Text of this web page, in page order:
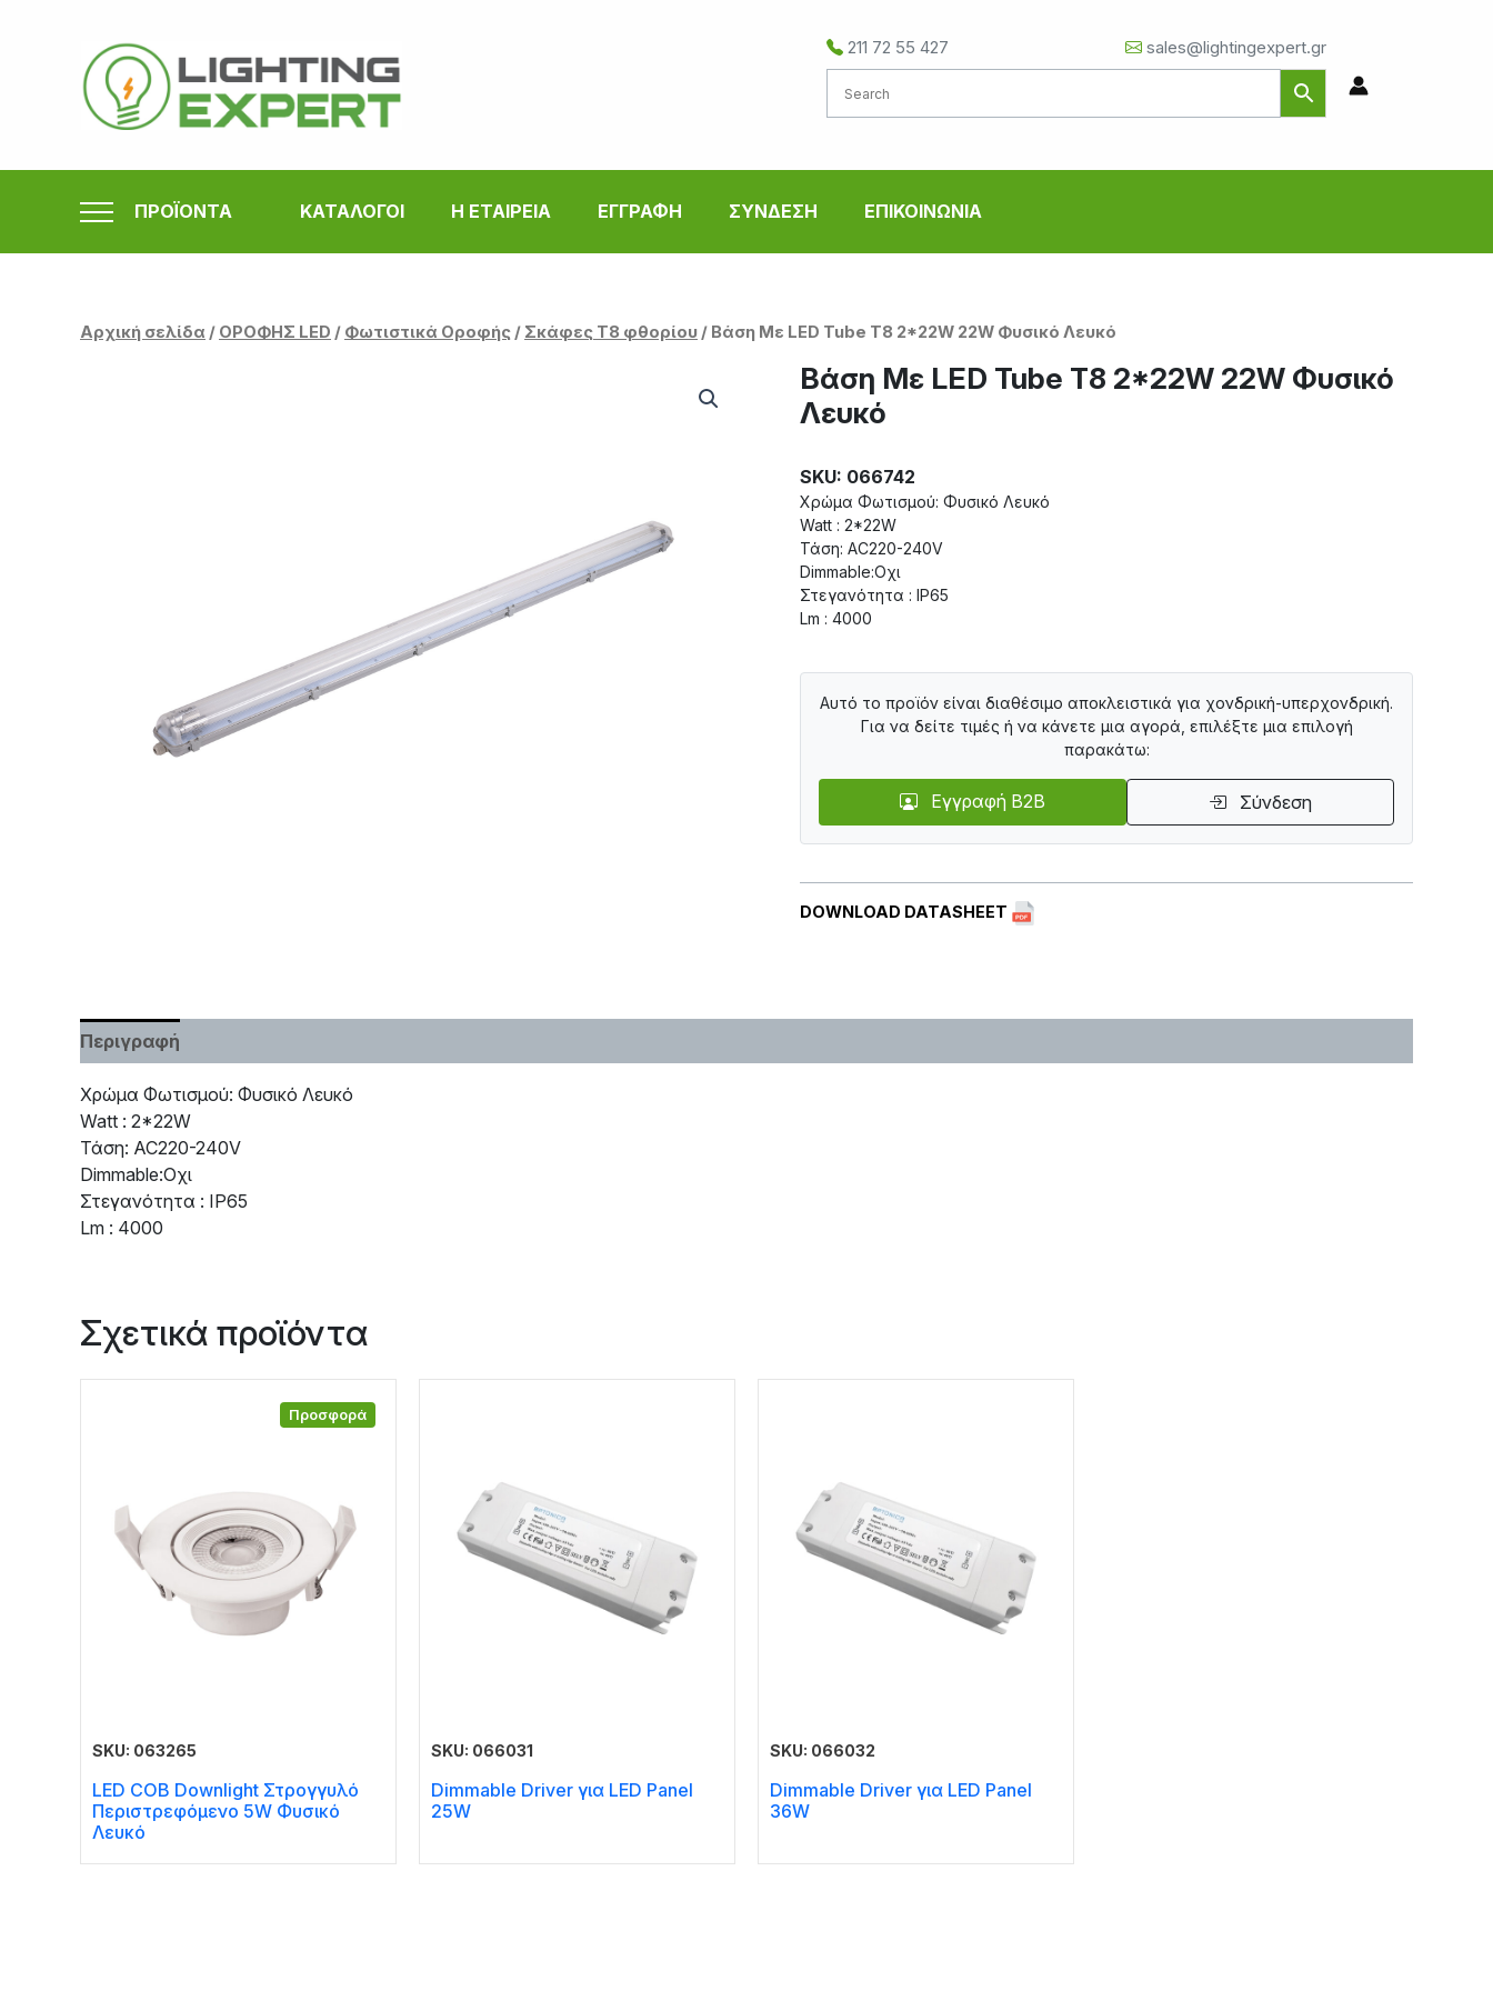
περιεχόμενο
211 72 55 427 sales@lightingexpert.gr
ΠΡΟΪΟΝΤΑ ΚΑΤΑΛΟΓΟΙ Η ΕΤΑΙΡΕΙΑ ΕΓΓΡΑΦΗ ΣΥΝΔΕΣΗ ΕΠΙΚΟΙΝΩΝΙΑ
Αρχική σελίδα / ΟΡΟΦΗΣ LED / Φωτιστικά Οροφής / Σκάφες Τ8 φθορίου / Βάση Με LED Tube T8 2*22W 22W Φυσικό Λευκό
Βάση Με LED Tube T8 2*22W 22W Φυσικό
Λευκό
SKU: 066742
Χρώμα Φωτισμού: Φυσικό Λευκό
Watt : 2*22W
Τάση: AC220-240V
Dimmable:Οχι
Στεγανότητα : IP65
Lm : 4000
DOWNLOAD DATASHEET
Αυτό το προϊόν είναι διαθέσιμο αποκλειστικά για χονδρική-υπερχονδρική.
Για να δείτε τιμές ή να κάνετε μια αγορά, επιλέξτε μια επιλογή
παρακάτω:
Εγγραφή B2B Σύνδεση
Περιγραφή
Χρώμα Φωτισμού: Φυσικό Λευκό
Watt : 2*22W
Τάση: AC220-240V
Dimmable:Οχι
Στεγανότητα : IP65
Lm : 4000
Σχετικά προϊόντα
Προσφορά
SKU: 063265
LED COB Downlight Στρογγυλό
Περιστρεφόμενο 5W Φυσικό
Λευκό
SKU: 066031
Dimmable Driver για LED Panel
25W
SKU: 066032
Dimmable Driver για LED Panel
36W